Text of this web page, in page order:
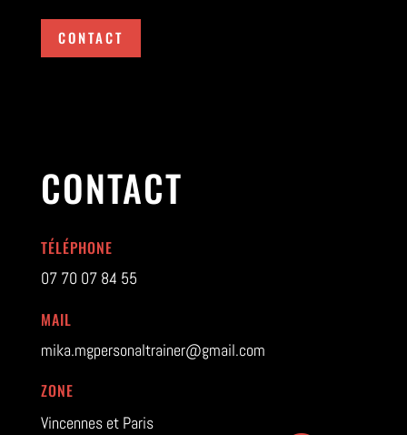
CONTACT
CONTACT
TÉLÉPHONE
07 70 07 84 55
MAIL
mika.mgpersonaltrainer@gmail.com
ZONE
Vincennes et Paris